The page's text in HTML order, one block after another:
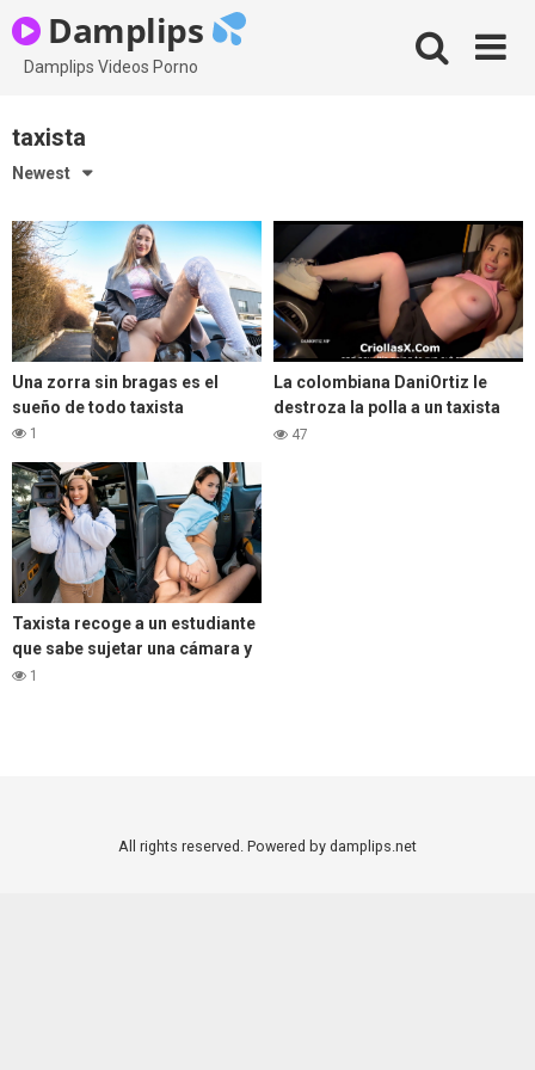
to
content
Damplips
Damplips Videos Porno
taxista
Newest
Una zorra sin bragas es el
sueño de todo taxista
1
La colombiana DaniOrtiz le
destroza la polla a un taxista
apenas una semana antes de
47
Taxista recoge a un estudiante
que sabe sujetar una cámara y
una polla
1
All rights reserved. Powered by damplips.net